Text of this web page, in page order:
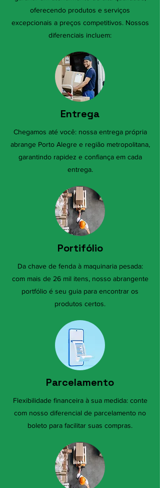
oferecendo produtos e serviços
excepcionais a preços competitivos. Nossos
diferenciais incluem:
Entrega
Chegamos até você: nossa entrega própria
abrange Porto Alegre e região metropolitana,
garantindo rapidez e confiança em cada
entrega.
Portifólio
Da chave de fenda à maquinaria pesada:
com mais de 26 mil itens, nosso abrangente
portfólio é seu guia para encontrar os
produtos certos.
Parcelamento
Flexibilidade financeira à sua medida: conte
com nosso diferencial de parcelamento no
boleto para facilitar suas compras.